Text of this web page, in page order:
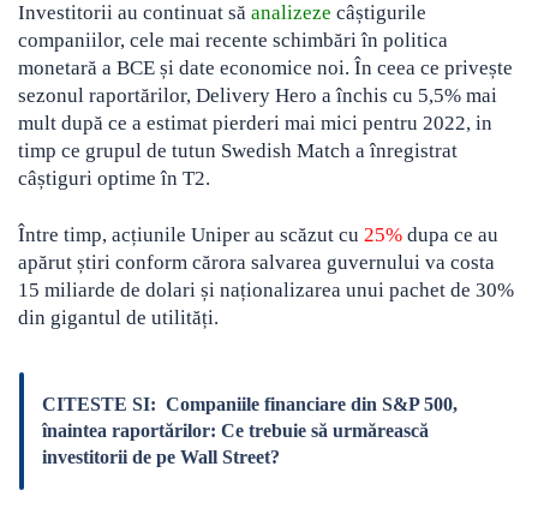
Investitorii au continuat să analizeze câștigurile
companiilor, cele mai recente schimbări în politica
monetară a BCE și date economice noi. În ceea ce privește
sezonul raportărilor, Delivery Hero a închis cu 5,5% mai
mult după ce a estimat pierderi mai mici pentru 2022, in
timp ce grupul de tutun Swedish Match a înregistrat
câștiguri optime în T2.
Între timp, acțiunile Uniper au scăzut cu 25% dupa ce au
apărut știri conform cărora salvarea guvernului va costa
15 miliarde de dolari și naționalizarea unui pachet de 30%
din gigantul de utilități.
CITESTE SI: Companiile financiare din S&P 500,
înaintea raportărilor: Ce trebuie să urmărească
investitorii de pe Wall Street?